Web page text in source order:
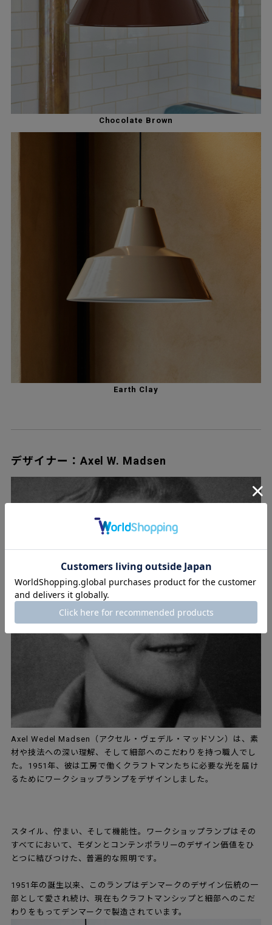
Chocolate Brown
Earth Clay
デザイナー：Axel W. Madsen
Axel Wedel Madsen（アクセル・ヴェデル・マッドソン）は、素
材や技法への深い理解、そして細部へのこだわりを持つ職人でし
た。1951年、彼は工房で働くクラフトマンたちに必要な光を届け
るためにワークショップランプをデザインしました。
スタイル、佇まい、そして機能性。ワークショップランプはその
すべてにおいて、モダンとコンテンポラリーのデザイン価値をひ
とつに結びつけた、普遍的な照明です。
1951年の誕生以来、このランプはデンマークのデザイン伝統の一
部として愛され続け、現在もクラフトマンシップと細部へのこだ
わりをもってデンマークで製造されています。